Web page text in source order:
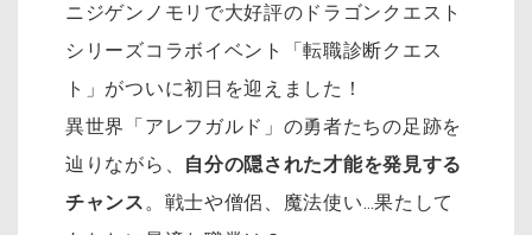
ニジゲンノモリで大好評のドラゴンクエスト
シリーズコラボイベント「転職診断クエス
ト」がついに初日を迎えました！
異世界「アレフガルド」の勇者たちの足跡を
辿りながら、 自分の隠された才能を発見する
チャンス。戦士や僧侶、魔法使い…果たして